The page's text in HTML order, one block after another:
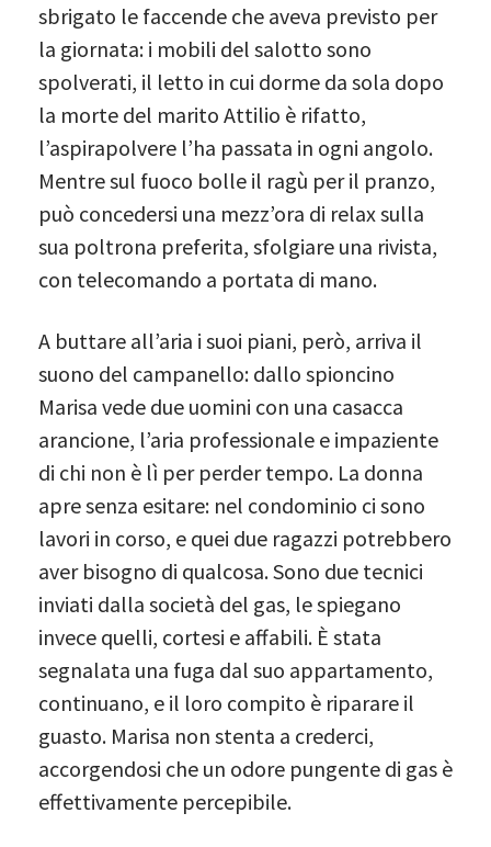
sbrigato le faccende che aveva previsto per
la giornata: i mobili del salotto sono
spolverati, il letto in cui dorme da sola dopo
la morte del marito Attilio è rifatto,
l’aspirapolvere l’ha passata in ogni angolo.
Mentre sul fuoco bolle il ragù per il pranzo,
può concedersi una mezz’ora di relax sulla
sua poltrona preferita, sfolgiare una rivista,
con telecomando a portata di mano.
A buttare all’aria i suoi piani, però, arriva il
suono del campanello: dallo spioncino
Marisa vede due uomini con una casacca
arancione, l’aria professionale e impaziente
di chi non è lì per perder tempo. La donna
apre senza esitare: nel condominio ci sono
lavori in corso, e quei due ragazzi potrebbero
aver bisogno di qualcosa. Sono due tecnici
inviati dalla società del gas, le spiegano
invece quelli, cortesi e affabili. È stata
segnalata una fuga dal suo appartamento,
continuano, e il loro compito è riparare il
guasto. Marisa non stenta a crederci,
accorgendosi che un odore pungente di gas è
effettivamente percepibile.